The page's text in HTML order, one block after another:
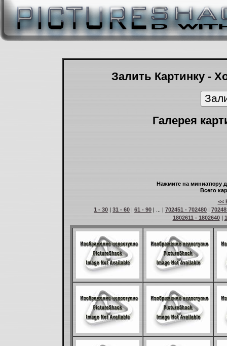
Залить Картинку -
Галерея
Нажмите на миниатюру
Всего
<<
1 - 30 | 31 - 60 | 61 - 90 | ... | 702451 - 702480 |
1802611 - 1802640|